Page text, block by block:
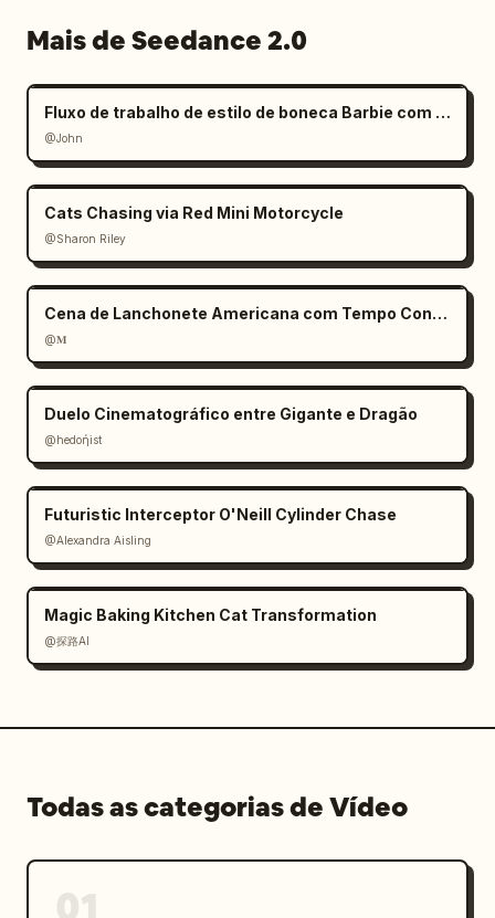
Mais de Seedance 2.0
Fluxo de trabalho de estilo de boneca Barbie com mãos gigantes
@John
Cats Chasing via Red Mini Motorcycle
@Sharon Riley
Cena de Lanchonete Americana com Tempo Congelado
@𝐌
Duelo Cinematográfico entre Gigante e Dragão
@hedoήist
Futuristic Interceptor O'Neill Cylinder Chase
@Alexandra Aisling
Magic Baking Kitchen Cat Transformation
@探路AI
Todas as categorias de Vídeo